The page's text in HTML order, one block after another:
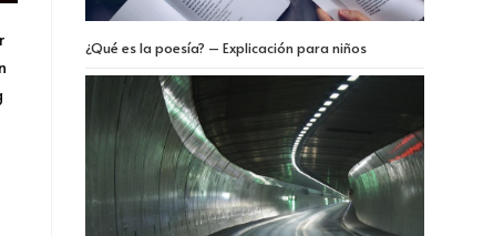
¿Qué es la poesía? – Explicación para niños